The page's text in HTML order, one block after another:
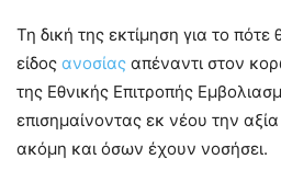
Τη δική της εκτίμηση για το πότε
είδος ανοσίας απέναντι στον
της Εθνικής Επιτροπής
επισημαίνοντας εκ νέου την
ακόμη και όσων έχουν νοσήσει.